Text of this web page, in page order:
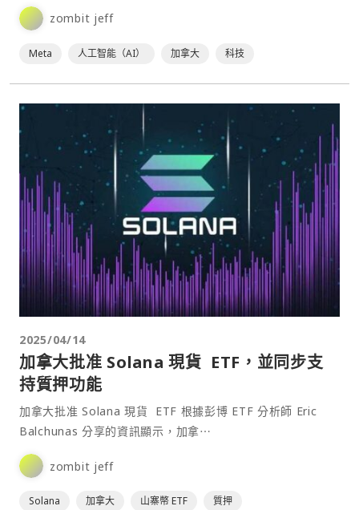
zombit jeff
Meta 人工智能（AI） 加拿大 科技
2025/04/14
加拿大批准 Solana 現貨 ETF，並同步支
持質押功能
加拿大批准 Solana 現貨 ETF 根據彭博 ETF 分析師 Eric
Balchunas 分享的資訊顯示，加拿⋯
zombit jeff
Solana 加拿大 山寨幣 ETF 質押